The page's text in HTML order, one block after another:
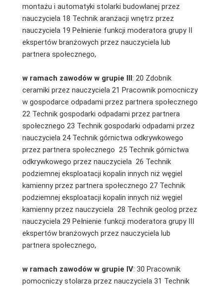
montażu i automatyki stolarki budowlanej przez
nauczyciela 18 Technik aranżacji wnętrz przez
nauczyciela 19 Pełnienie funkcji moderatora grupy II
ekspertów branżowych przez nauczyciela lub
partnera społecznego,
w ramach zawodów w grupie III: 20 Zdobnik
ceramiki przez nauczyciela 21 Pracownik pomocniczy
w gospodarce odpadami przez partnera społecznego
22 Technik gospodarki odpadami przez partnera
społecznego 23 Technik gospodarki odpadami przez
nauczyciela 24 Technik górnictwa odkrywkowego
przez partnera społecznego 25 Technik górnictwa
odkrywkowego przez nauczyciela 26 Technik
podziemnej eksploatacji kopalin innych niż węgiel
kamienny przez partnera społecznego 27 Technik
podziemnej eksploatacji kopalin innych niż węgiel
kamienny przez nauczyciela 28 Technik geolog przez
nauczyciela 29 Pełnienie funkcji moderatora grupy III
ekspertów branżowych przez nauczyciela lub
partnera społecznego,
w ramach zawodów w grupie IV: 30 Pracownik
pomocniczy stolarza przez nauczyciela 31 Technik